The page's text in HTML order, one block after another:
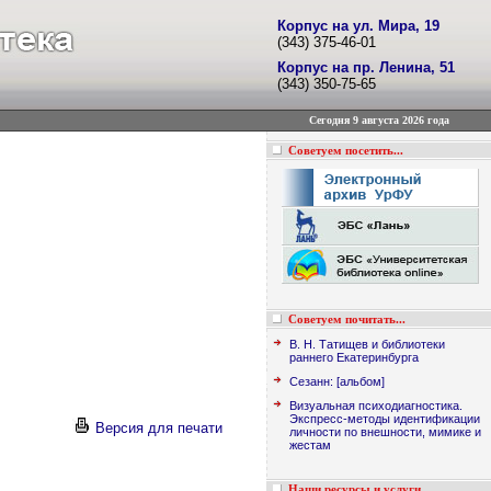
Корпус на ул. Мира, 19
(343) 375-46-01
Корпус на пр. Ленина, 51
(343) 350-75-65
Сегодня 9 августа 2026 года
Версия для печати
Советуем посетить...
Советуем почитать...
В. Н. Татищев и библиотеки
раннего Екатеринбурга
Сезанн: [альбом]
Визуальная психодиагностика.
Экспресс-методы идентификации
личности по внешности, мимике и
жестам